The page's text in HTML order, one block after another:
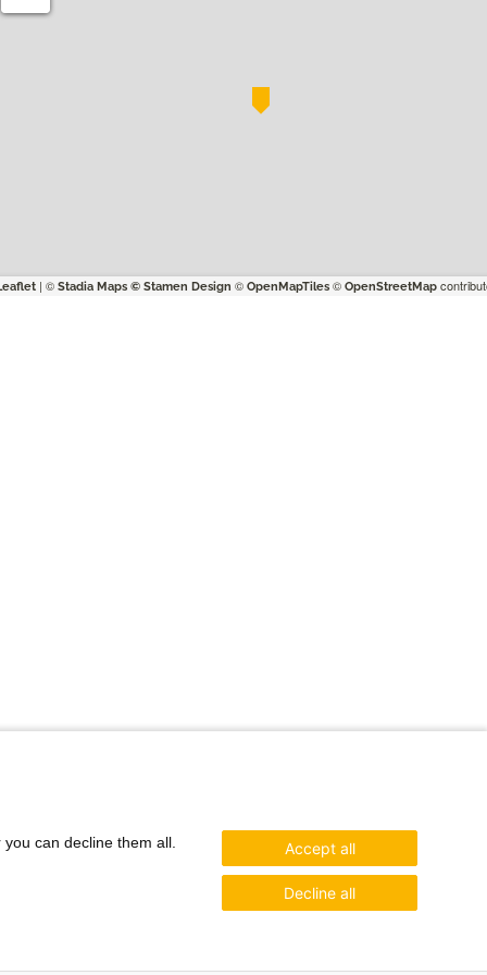
| © Stadia Maps © Stamen Design © OpenMapTiles© OpenStreetMap
can decline them all. Accept all
Decline all